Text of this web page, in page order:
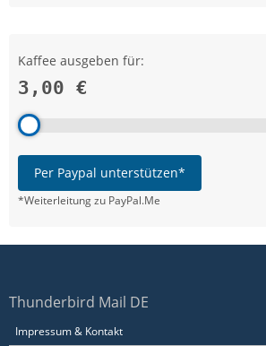
Kaffee ausgeben für:
3,00 €
Per Paypal unterstützen*
*Weiterleitung zu PayPal.Me
Thunderbird Mail DE
Impressum & Kontakt